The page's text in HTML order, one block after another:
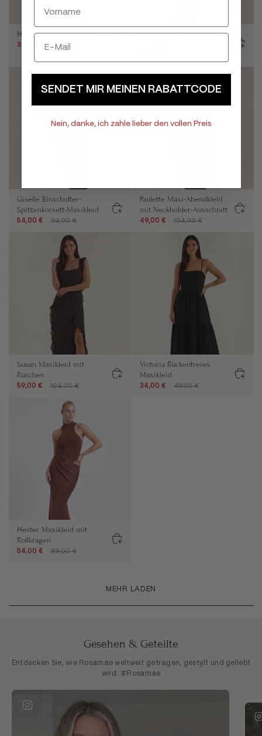
Hannah Slip-Maxikleid
39,00 € 59,00 €
Candice Einschulter-
Giselle Einschulter-
Spitzenkorsett-Maxikleid
54,00 € 94,00 €
Paulette Maxi-Abendkleid
mit Neckholder-Ausschnitt
49,00 € 104,00 €
Susan Maxikleid mit
Rüschen
59,00 € 104,00 €
Victoria Rückenfreies
Maxikleid
34,00 € 49,00 €
Hester Maxikleid mit
Rollkragen
54,00 € 89,00 €
MEHR LADEN
Gesehen & Geteilte
Entdecken Sie, wie Rosamae weltweit getragen, gestylt und geliebt
wird. #Rosamae
SENDET MIR MEINEN RABATTCODE
Nein, danke, ich zahle lieber den vollen Preis